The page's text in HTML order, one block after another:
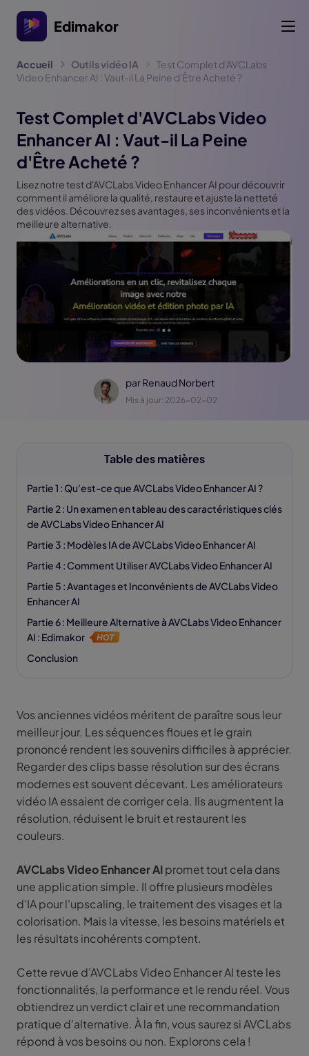
Edimakor
Accueil Outils vidéo IA
Test Complet d'AVCLabs
Video Enhancer AI : Vaut-il La Peine d'Être Acheté ?
Test Complet d'AVCLabs Video
Enhancer AI : Vaut-il La Peine
d'Être Acheté ?
Lisez notre test d'AVCLabs Video Enhancer AI pour découvrir
comment il améliore la qualité, restaure et ajuste la netteté
des vidéos. Découvrez ses avantages, ses inconvénients et la
meilleure alternative.
parRenaud Norbert
Mis à jour: 2026-02-02
Table des matières
Partie 1 : Qu'est-ce que AVCLabs Video Enhancer AI ?
Partie 2 : Un examen en tableau des caractéristiques clés
de AVCLabs Video Enhancer AI
Partie 3 : Modèles IA de AVCLabs Video Enhancer AI
Partie 4 : Comment Utiliser AVCLabs Video Enhancer AI
Partie 5 : Avantages et Inconvénients de AVCLabs Video
Enhancer AI
Partie 6 : Meilleure Alternative à AVCLabs Video Enhancer
AI : Edimakor
Conclusion
Vos anciennes vidéos méritent de paraître sous leur
meilleur jour. Les séquences floues et le grain
prononcé rendent les souvenirs difficiles à apprécier.
Regarder des clips basse résolution sur des écrans
modernes est souvent décevant. Les améliorateurs
vidéo IA essaient de corriger cela. Ils augmentent la
résolution, réduisent le bruit et restaurent les
couleurs.
AVCLabs Video Enhancer AIpromet tout cela dans
une application simple. Il offre plusieurs modèles
d'IA pour l'upscaling, le traitement des visages et la
colorisation. Mais la vitesse, les besoins matériels et
les résultats incohérents comptent.
Cette revue d'AVCLabs Video Enhancer AI teste les
fonctionnalités, la performance et le rendu réel. Vous
obtiendrez un verdict clair et une recommandation
pratique d'alternative. À la fin, vous saurez si AVCLabs
répond à vos besoins ou non. Explorons cela !